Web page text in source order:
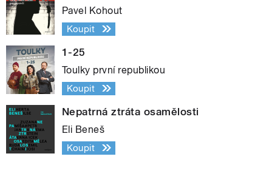
Pavel Kohout
Koupit
1-25
Toulky první republikou
Koupit
Nepatrná ztráta osamělosti
Eli Beneš
Koupit